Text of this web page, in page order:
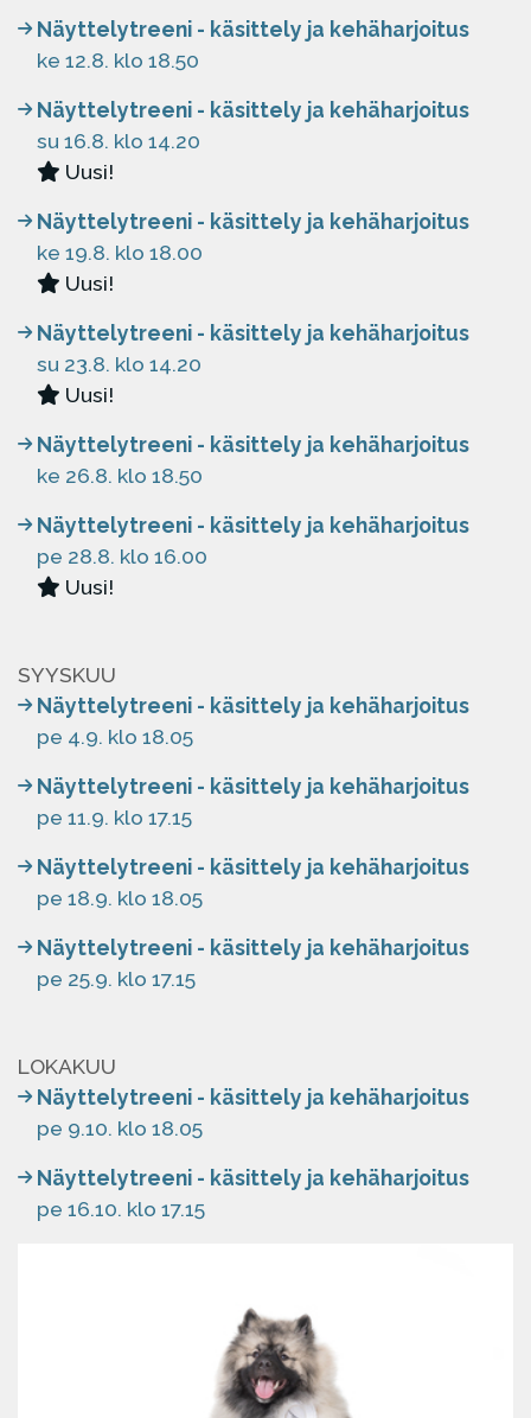
Näyttelytreeni - käsittely ja kehäharjoitus
ke 12.8. klo 18.50
Näyttelytreeni - käsittely ja kehäharjoitus
su 16.8. klo 14.20
Uusi!
Näyttelytreeni - käsittely ja kehäharjoitus
ke 19.8. klo 18.00
Uusi!
Näyttelytreeni - käsittely ja kehäharjoitus
su 23.8. klo 14.20
Uusi!
Näyttelytreeni - käsittely ja kehäharjoitus
ke 26.8. klo 18.50
Näyttelytreeni - käsittely ja kehäharjoitus
pe 28.8. klo 16.00
Uusi!
SYYSKUU
Näyttelytreeni - käsittely ja kehäharjoitus
pe 4.9. klo 18.05
Näyttelytreeni - käsittely ja kehäharjoitus
pe 11.9. klo 17.15
Näyttelytreeni - käsittely ja kehäharjoitus
pe 18.9. klo 18.05
Näyttelytreeni - käsittely ja kehäharjoitus
pe 25.9. klo 17.15
LOKAKUU
Näyttelytreeni - käsittely ja kehäharjoitus
pe 9.10. klo 18.05
Näyttelytreeni - käsittely ja kehäharjoitus
pe 16.10. klo 17.15